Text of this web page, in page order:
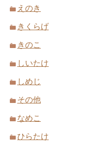
えのき
きくらげ
きのこ
しいたけ
しめじ
その他
なめこ
ひらたけ